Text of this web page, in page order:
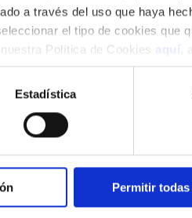
a través del uso que haya
el tipo de cookies que
Política de Cookies
aquí
Estadística
Permitir
op. 61
BWV 1004
op. 74